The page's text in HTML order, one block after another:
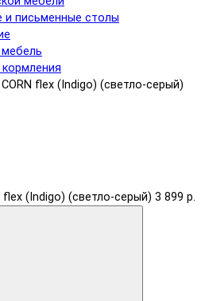
и письменные столы
flex (Indigo) (светло-серый)
(Indigo) (светло-серый) 3 899 р.